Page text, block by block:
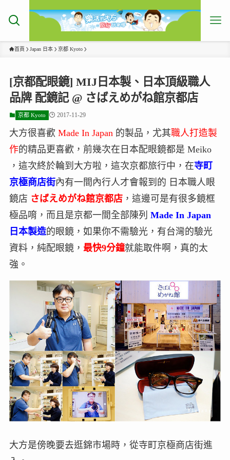
首頁 Japan 日本 京都 Kyoto
[京都配眼鏡] MIJ日本製、日本頂級職人
品牌 配鏡記 @ さばえめがね館京都店
京都 Kyoto 2017-11-29
大方很喜歡 Made In Japan的製品，尤其職人打造製
作的精品更喜歡，前幾次在日本配眼鏡都是 Meiko
，這次終於輪到大方啦，這次京都旅行中，在寺町
京極商店街內有一間內行人才會報到的 日本職人眼
鏡店 さばえめがね館京都店，這邊可是有很多鏡框
極品唷，而且是京都一間全部陳列 Made In Japan
日本製造的眼鏡，如果你不需驗光，有台灣的驗光
資料，純配眼鏡， 最快9分鐘就能取件啊，真的太
強。
大方是傍晚要去逛錦市場時，從寺町京極商店街進